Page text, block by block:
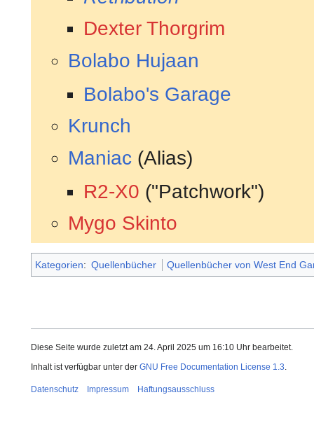
Dexter Thorgrim
Bolabo Hujaan
Bolabo's Garage
Krunch
Maniac(Alias)
R2-X0 ("Patchwork")
Mygo Skinto
Kategorien: Quellenbücher Quellenbücher von West End
Diese Seite wurde zuletzt am 24. April 2025 um 16:10 Uhr bearbeitet.
Inhalt ist verfügbar unter der GNU Free Documentation License 1.3
Datenschutz Impressum Haftungsausschluss